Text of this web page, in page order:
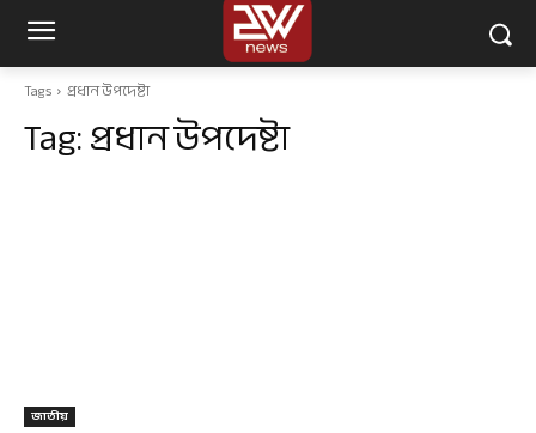
Tags প্রধান উপদেষ্টা
Tag:প্রধান উপদেষ্টা
জাতীয়